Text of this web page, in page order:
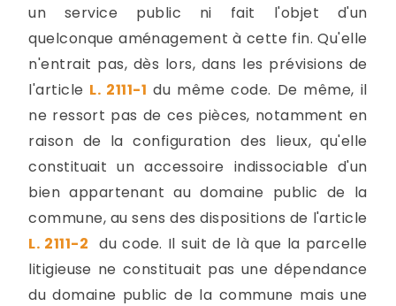
un service public ni fait l'objet d'un
quelconque aménagement à cette fin. Qu'elle
n'entrait pas, dès lors, dans les prévisions de
l'article L. 2111-1 du même code. De même, il
ne ressort pas de ces pièces, notamment en
raison de la configuration des lieux, qu'elle
constituait un accessoire indissociable d'un
bien appartenant au domaine public de la
commune, au sens des dispositions de l'article
L. 2111-2 du code. Il suit de là que la parcelle
litigieuse ne constituait pas une dépendance
du domaine public de la commune mais une